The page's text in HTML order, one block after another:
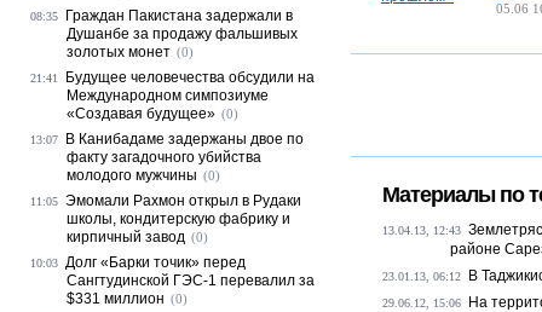
05.06
Материалы по
13.04.13, 12:43
районе
23.01.13, 06:12 В
29.06.12, 15:06
На
08:35
Граждан Пакистана задержали в
Душанбе за продажу фальшивых
золотых монет (0)
21:41
Будущее человечества обсудили на
Международном симпозиуме
«Создавая будущее» (0)
13:07
В Канибадаме задержаны двое по
факту загадочного убийства
молодого мужчины (0)
11:05 Эмомали Рахмон открыл в Рудаки
школы, кондитерскую фабрику и
кирпичный завод (0)
10:03 Долг «Барки точик» перед
Сангтудинской ГЭС-1 перевалил за
$331 миллион (0)